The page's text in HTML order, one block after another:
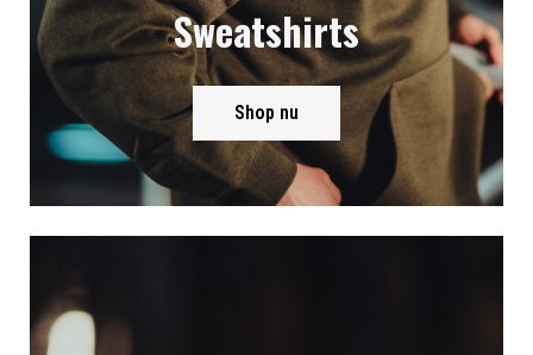
Sweatshirts
Shop nu